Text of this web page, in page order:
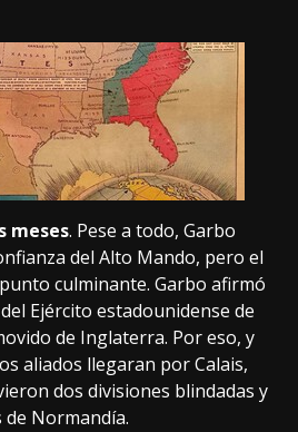
meses. Pese a todo, Garbo
del Alto Mando, pero el
culminante. Garbo afirmó
Ejército estadounidense de
de Inglaterra. Por eso, y
aliados llegaran por Calais,
dos divisiones blindadas y
Normandía.